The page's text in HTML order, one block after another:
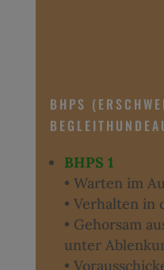
BHPS
BHPS 1
• Warten im
• Verhalten in
• Gehorsam
unter
•